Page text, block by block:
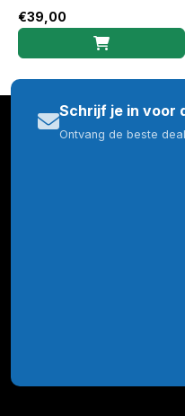
GX620 - H280P-00
€39,00
Schrijf je in voor
Ontvang de beste